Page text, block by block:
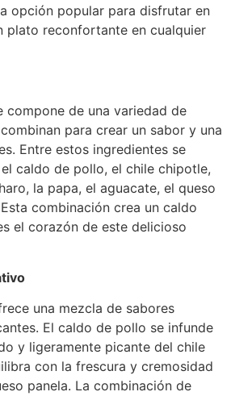
opción popular para disfrutar en
plato reconfortante en cualquier
compone de una variedad de
para crear un sabor y una
Entre estos ingredientes se
caldo de pollo, el chile chipotle,
la papa, el aguacate, el queso
combinación crea un caldo
el corazón de este delicioso
una mezcla de sabores
El caldo de pollo se infunde
y ligeramente picante del chile
con la frescura y cremosidad
panela. La combinación de